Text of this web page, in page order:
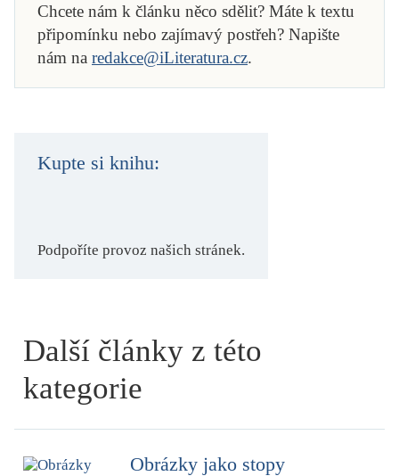
Chcete nám k článku něco sdělit? Máte k textu
připomínku nebo zajímavý postřeh? Napište
nám na redakce@iLiteratura.cz.
Kupte si knihu:
Podpoříte provoz našich stránek.
Další články z této
kategorie
Obrázky jako stopy